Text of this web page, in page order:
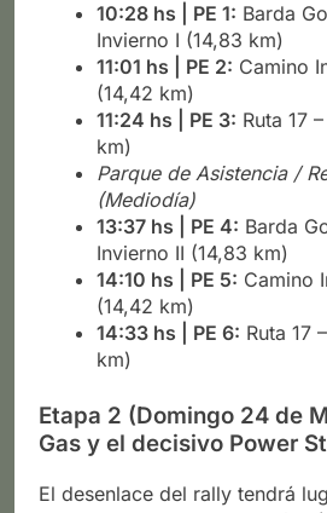
10:28 hs | PE 1: Barda
Invierno I (14,83 km)
11:01 hs | PE 2: Camino
(14,42 km)
11:24 hs | PE 3: Ruta 17
km)
Parque de Asistencia /
(Mediodía)
13:37 hs | PE 4: Barda
Invierno II (14,83 km)
14:10 hs | PE 5: Camino
(14,42 km)
14:33 hs | PE 6: Ruta 17
km)
Etapa 2 (Domingo 24 de
Gas y el decisivo Power
El desenlace del rally tendrá